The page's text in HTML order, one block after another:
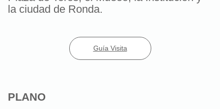
la ciudad de Ronda.
Guía Visita
PLANO